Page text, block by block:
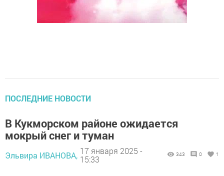
ПОСЛЕДНИЕ НОВОСТИ
В Кукморском районе ожидается
мокрый снег и туман
Эльвира ИВАНОВА, 17 января 2025 -
15:33
343 0 1